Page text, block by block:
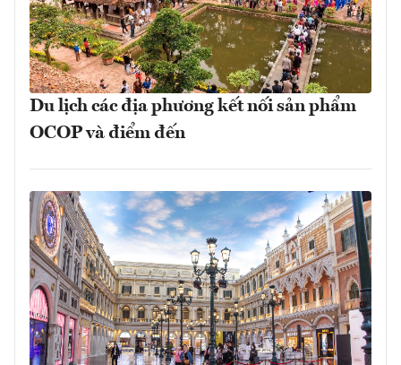
Du lịch các địa phương kết nối sản phẩm
OCOP và điểm đến